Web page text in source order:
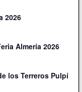
2026
Almería 2026
los Terreros Pulpí